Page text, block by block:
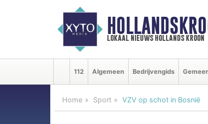
lokaal nieuws hollands kroon
112 Algemeen Bedrijvengids
Home Sport VZV op schot in Bosnië